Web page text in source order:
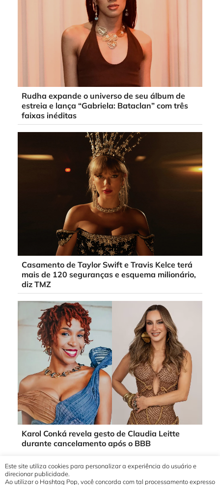
Rudha expande o universo de seu álbum de
estreia e lança “Gabriela: Bataclan” com três
faixas inéditas
Casamento de Taylor Swift e Travis Kelce terá
mais de 120 seguranças e esquema milionário,
diz TMZ
Karol Conká revela gesto de Claudia Leitte
durante cancelamento após o BBB
Este site utiliza cookies para personalizar a experiência do usuário e
direcionar publicidade.
Ao utilizar o Hashtag Pop, você concorda com tal processamento expresso